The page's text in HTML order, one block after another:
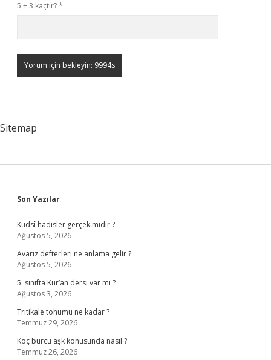
5 + 3 kaçtır?*
Sitemap
Sidebar
Son Yazılar
Kudsî hadisler gerçek midir ?
Ağustos 5, 2026
Avarız defterleri ne anlama gelir ?
Ağustos 5, 2026
5. sınıfta Kur’an dersi var mı ?
Ağustos 3, 2026
Tritikale tohumu ne kadar ?
Temmuz 29, 2026
Koç burcu aşk konusunda nasıl ?
Temmuz 26, 2026